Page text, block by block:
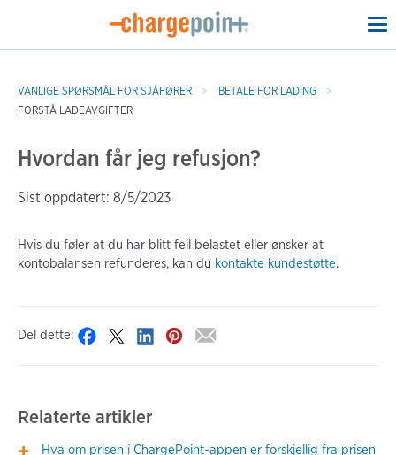
VANLIGE SPØRSMÅL FOR SJÅFØRER
BETALE FOR LADING
FORSTÅ LADEAVGIFTER
Hvordan får jeg refusjon?
Sist oppdatert: 8/5/2023
Hvis du føler at du har blitt feil belastet eller ønsker at
kontobalansen refunderes, kan du kontakte kundestøtte.
Del dette:
Relaterte artikler
Hva om prisen i ChargePoint-appen er forskjellig fra prisen